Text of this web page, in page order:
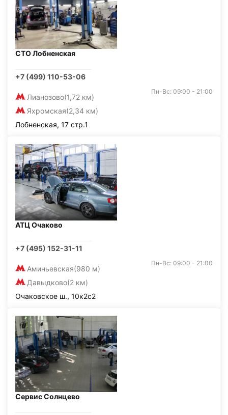
СТО Лобненская
+7 (499) 110-53-06
Лианозово(1,72 км)
Яхромская(2,34 км)
Пн-Вс: 09:00 - 21:00
Лобненская, 17 стр.1
АТЦ Очаково
+7 (495) 152-31-11
Аминьевская(980 м)
Давыдково(2 км)
Пн-Вс: 09:00 - 21:00
Очаковское ш., 10к2с2
Сервис Солнцево